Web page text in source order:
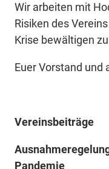
Wir arbeiten mit
Risiken des
Krise bewältigen
Euer Vorstand
Vereinsbeiträge
Pandemie